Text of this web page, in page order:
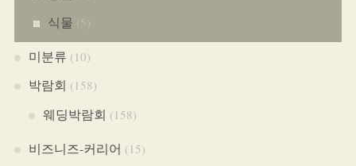
식물 (5)
미분류 (10)
박람회 (158)
웨딩박람회 (158)
비즈니즈-커리어 (15)